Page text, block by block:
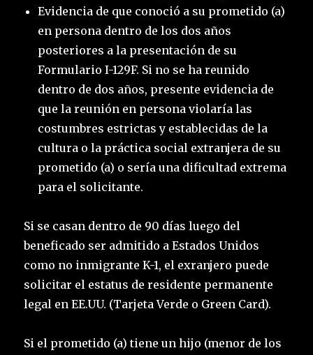
Evidencia de que conoció a su prometido (a)
en persona dentro de los dos años
posteriores a la presentación de su
Formulario I-129F. Si no se ha reunido
dentro de dos años, presente evidencia de
que la reunión en persona violaría las
costumbres estrictas y establecidas de la
cultura o la práctica social extranjera de su
prometido (a) o sería una dificultad extrema
para el solicitante.
Si se casan dentro de 90 días luego del
beneficado ser admitido a Estados Unidos
como no inmigrante K-1, el exranjero puede
solicitar el estatus de residente permanente
legal en EE.UU. (Tarjeta Verde o Green Card).
Si el prometido (a) tiene un hijo (menor de los